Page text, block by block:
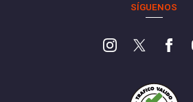
SÍGUENOS